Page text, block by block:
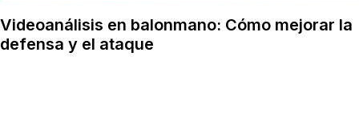
Videoanálisis en balonmano: Cómo mejorar la
defensa y el ataque